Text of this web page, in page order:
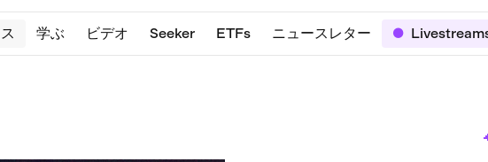
学ぶ ビデオ Seeker ETFs ニュースレター